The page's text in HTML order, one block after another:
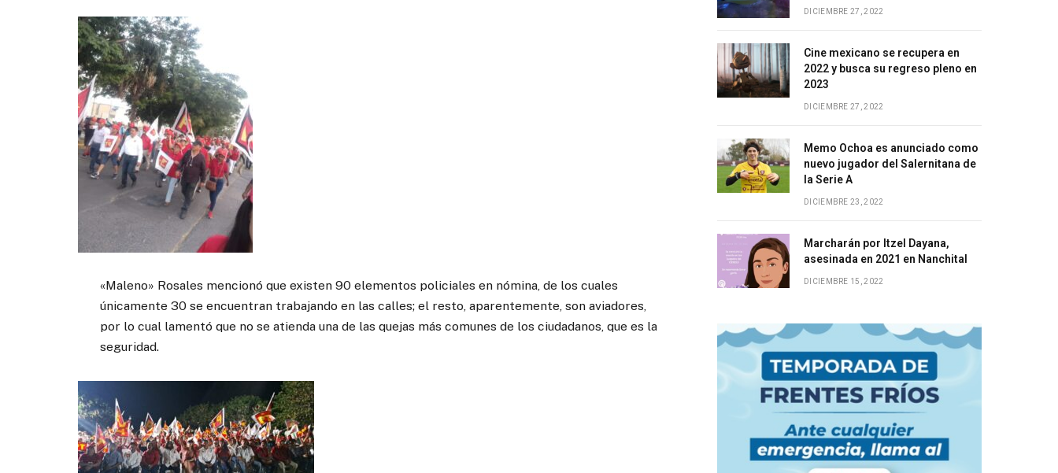
«Maleno» Rosales mencionó que existen 90 elementos policiales en nómina, de los cuales
únicamente 30 se encuentran trabajando en las calles; el resto, aparentemente, son aviadores,
por lo cual lamentó que no se atienda una de las quejas más comunes de los ciudadanos, que es la
seguridad.
DICIEMBRE 27, 2022
Cine mexicano se recupera en
2022 y busca su regreso pleno en
2023
DICIEMBRE 27, 2022
Memo Ochoa es anunciado como
nuevo jugador del Salernitana de
la Serie A
DICIEMBRE 23, 2022
Marcharán por Itzel Dayana,
asesinada en 2021 en Nanchital
DICIEMBRE 15, 2022